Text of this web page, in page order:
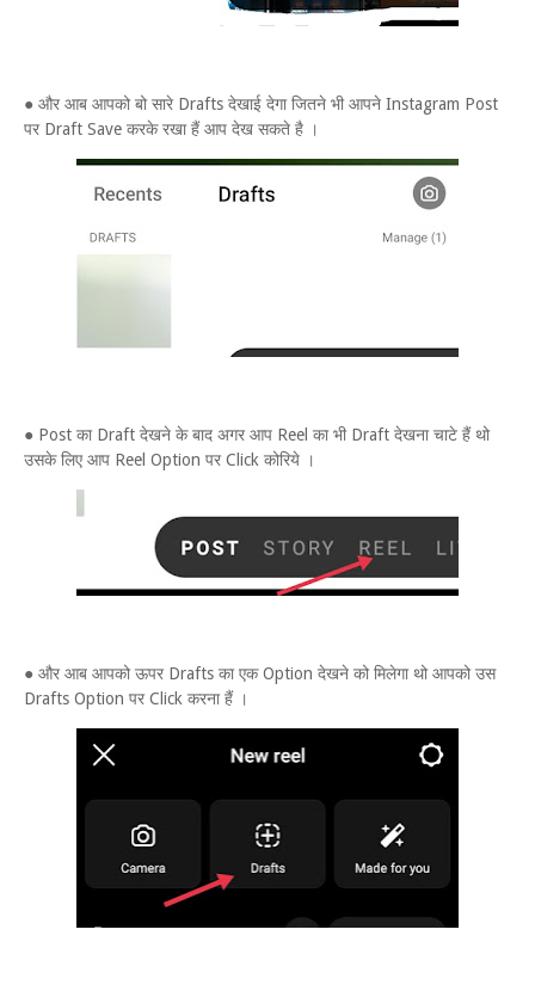
● और आब आपको बो सारे Drafts देखाई देगा जितने भी आपने Instagram Post
पर Draft Save करके रखा हैं आप देख सकते है ।
● Post का Draft देखने के बाद अगर आप Reel का भी Draft देखना चाटे हैं थो
उसके लिए आप Reel Option पर Click कोरिये ।
● और आब आपको ऊपर Drafts का एक Option देखने को मिलेगा थो आपको उस
Drafts Option पर Click करना हैं ।